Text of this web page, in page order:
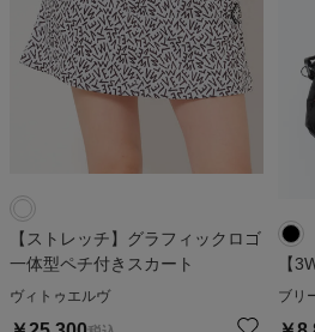
【ストレッチ】グラフィックロゴ
一体型ペチ付きスカート
ヴィトゥエルヴ
【
ブリ